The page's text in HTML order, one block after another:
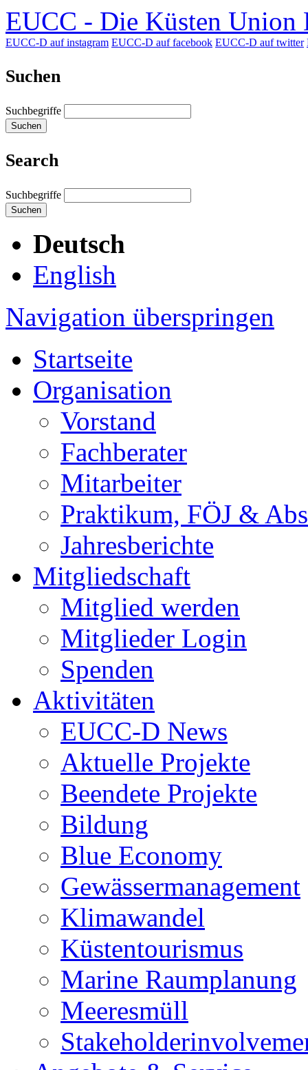
EUCC - Die Küsten Union
EUCC-D auf instagram EUCC-D auf facebook EUCC-D auf twitter
Suchen
Suchbegriffe
Suchen
Search
Suchbegriffe
Suchen
Deutsch
English
Navigation überspringen
Startseite
Organisation
Vorstand
Fachberater
Mitarbeiter
Praktikum, FÖJ &
Jahresberichte
Mitgliedschaft
Mitglied werden
Mitglieder Login
Spenden
Aktivitäten
EUCC-D News
Aktuelle Projekte
Beendete Projekte
Bildung
Blue Economy
Gewässermanagement
Klimawandel
Küstentourismus
Marine Raumplanung
Meeresmüll